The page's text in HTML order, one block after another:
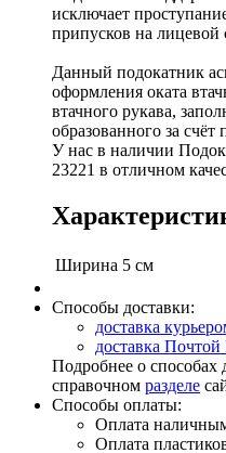
исключает
припусков на лицевой
Данный подокатник
оформления оката
втачного рукава,
образованного за счёт
У нас в наличии
23221 в отличном
Ширина 5 см
Способы доставки:
доставка
доставка Почтой
Подробнее о способах
справочном разделе
Способы оплаты:
Оплата
Оплата